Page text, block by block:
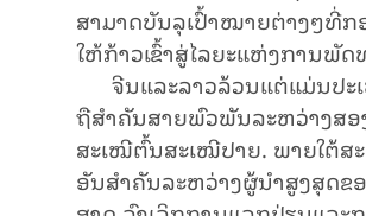
ສາ​ມາດ​ບັນ​ລຸ​ເປົ້າ​ໝາຍ​ຕ່າງໆ​ທີ່​ກ
ໃຫ້​ກ້າວ​ເຂົ້າ​ສູ່​ໄລ​ຍະ​ແຫ່ງ​ການ​ພັ
ຈີນ​ແລະ​ລາວ​ລ້ວນ​ແຕ່​ແມ່ນ​ປະ​
ຖື​ສຳ​ຄັນ​ສາຍ​ພົວ​ພັນ​ລະ​ຫວ່າງ​ສອ
ສະ​ເໝີ​ຕົ້ນ​ສະ​ເໝີ​ປາຍ. ພາຍ​ໃຕ້​ສ
ອັນ​ສຳ​ຄັນ​ລະ​ຫວ່າງ​ຜູ້​ນຳ​ສູງ​ສຸດ​